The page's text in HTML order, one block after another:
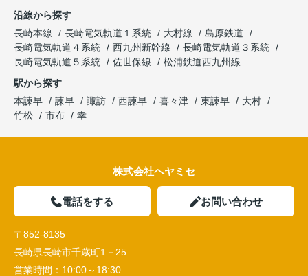
沿線から探す
長崎本線
長崎電気軌道１系統 大村線
島原鉄道
長崎電気軌道４系統
西九州新幹線
長崎電気軌道３系統
長崎電気軌道５系統
佐世保線
松浦鉄道西九州線
駅から探す
本諫早
諫早 諏訪 西諫早 喜々津 東諫早
大村
竹松
市布 幸
株式会社ヘヤミセ
電話をする お問い合わせ
〒852-8135
長崎県長崎市千歳町1－25
営業時間： 10:00～18:30